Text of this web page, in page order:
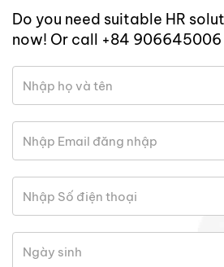
Do you need suitable HR
now! Or call +84 906645006